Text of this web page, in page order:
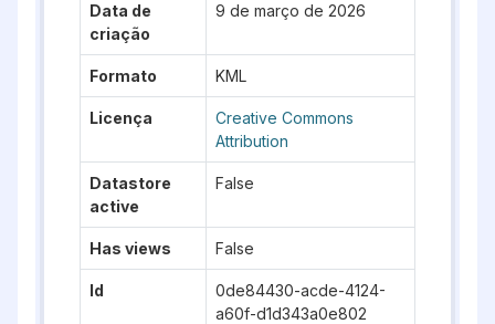
Data de
criação
9 de março de 2026
Formato KML
Licença
Creative Commons
Attribution
Datastore
active
False
Has views False
Id
0de84430-acde-4124-
a60f-d1d343a0e802